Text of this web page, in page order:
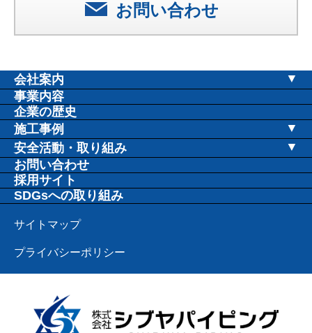
お問い合わせ
会社案内
社長挨拶
会社概要
会社沿革
取締役・役員紹介
拠点案内
事業内容
企業の歴史
施工事例
教育施設
公共施設
病院施設
工場・事務所
安全活動・取り組み
安全衛生協議会
安全推進活動
お問い合わせ
採用サイト
SDGsへの取り組み
サイトマップ
プライバシーポリシー